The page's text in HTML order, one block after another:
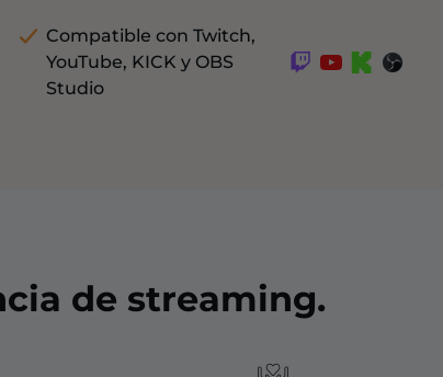
Compatible con Twitch,
YouTube, KICK y OBS
Studio
de streaming.